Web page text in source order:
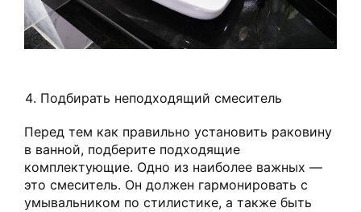
Подбирать неподходящий смеситель
Перед тем как правильно установить раковину
в ванной, подберите подходящие
комплектующие. Одно из наиболее важных —
это смеситель. Он должен гармонировать с
умывальником по стилистике, а также быть